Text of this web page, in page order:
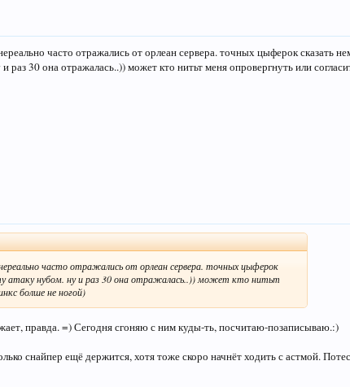
часто отражались от орлеан сервера. точных цыферок сказать
раз 30 она отражалась..)) может кто нитьт меня опровергнуть или
часто отражались от орлеан сервера. точных цыферок
атаку нубом. ну и раз 30 она отражалась..)) может кто нитьт
болше не ногой)
правда. =) Сегодня сгоняю с ним куды-ть, посчитаю-позаписываю.:)
снайпер ещё держится, хотя тоже скоро начнёт ходить с астмой.